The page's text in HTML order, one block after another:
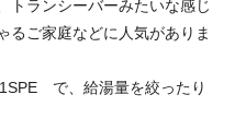
トランシーバーみたいな感じ
るご家庭などに人気がありま
で、給湯量を絞ったり